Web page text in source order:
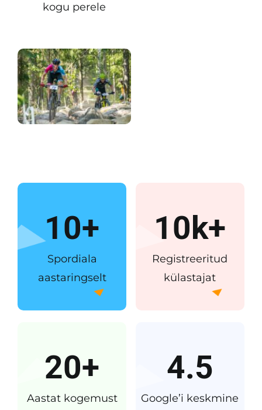
kogu perele
10+
Spordiala
aastaringselt
10k+
Registreeritud
külastajat
20+
Aastat kogemust
4.5
Google’i keskmine